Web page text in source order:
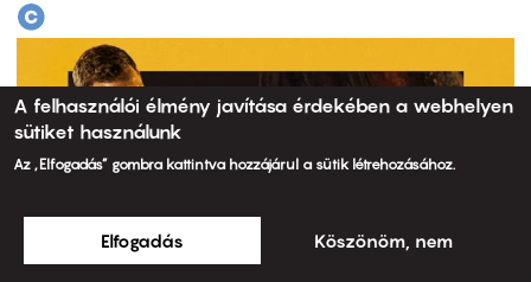
A felhasználói élmény javítása érdekében a webhelyen
sütiket használunk
Az „Elfogadás” gombra kattintva hozzájárul a sütik létrehozásához.
Elfogadás Köszönöm, nem